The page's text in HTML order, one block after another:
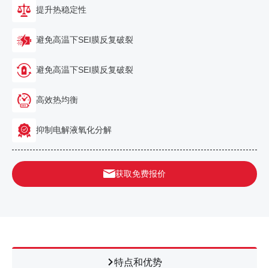
提升热稳定性
避免高温下SEI膜反复破裂
避免高温下SEI膜反复破裂
高效热均衡
抑制电解液氧化分解
获取免费报价
特点和优势